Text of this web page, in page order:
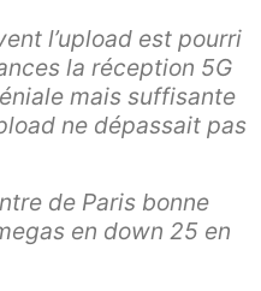
l’upload est pourri
la réception 5G
mais suffisante
ne dépassait pas
de Paris bonne
en down 25 en